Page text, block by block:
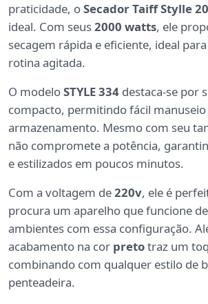
praticidade, oSecador Taiff Stylle
ideal. Com seus2000 watts, ele
secagem rápida e eficiente, ideal
rotina agitada.
O modeloSTYLE 334 destaca-se por
compacto, permitindo fácil manuseio
armazenamento. Mesmo com seu
não compromete a potência,
e estilizados em poucos minutos.
Com a voltagem de220v, ele é
procura um aparelho que funcione
ambientes com essa configuração.
acabamento na cor pretotraz um
combinando com qualquer estilo de
penteadeira.